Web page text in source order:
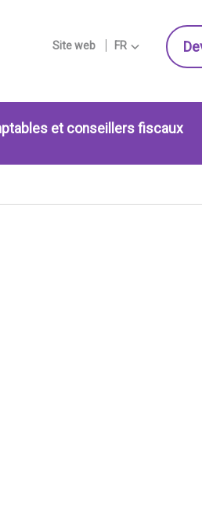
Site web FR
et conseillers fiscaux